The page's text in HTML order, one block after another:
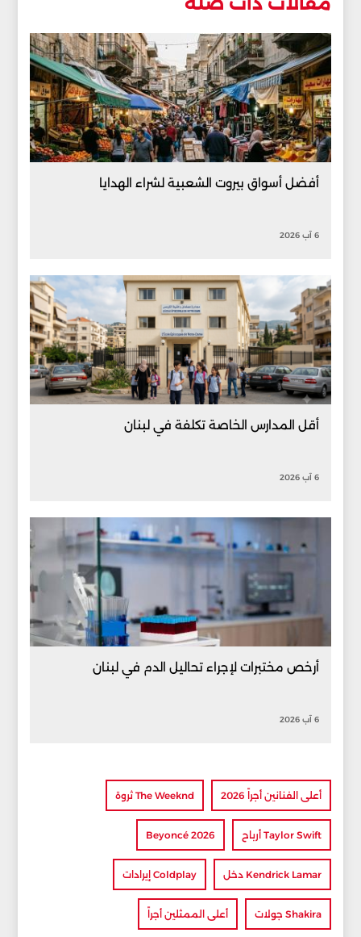
أفضل أسواق بيروت الشعبية لشراء الهدايا
6 آب 2026
أقل المدارس الخاصة تكلفة في لبنان
6 آب 2026
أرخص مختبرات لإجراء تحاليل الدم في لبنان
6 آب 2026
أعلى الفنانين أجراً 2026 The Weeknd ثروة
Taylor Swift أرباح Beyoncé 2026
Kendrick Lamar دخل Coldplay إيرادات
Shakira جولات أعلى الممثلين أجراً